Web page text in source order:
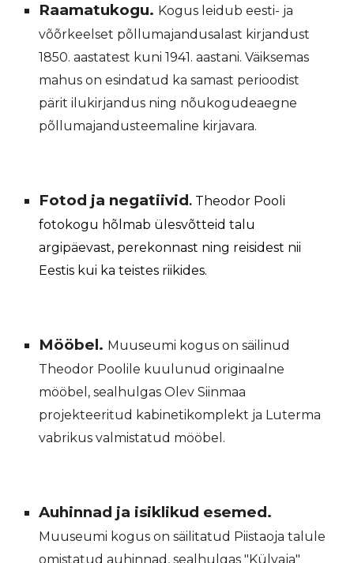
Raamatukogu. Kogus leidub eesti- ja
võõrkeelset põllumajandusalast kirjandust
1850. aastatest kuni 1941. aastani. Väiksemas
mahus on esindatud ka samast perioodist
pärit ilukirjandus ning nõukogudeaegne
põllumajandusteemaline kirjavara.
Fotod ja negatiivid. Theodor Pooli
fotokogu hõlmab ülesvõtteid talu
argipäevast, perekonnast ning reisidest nii
Eestis kui ka teistes riikides.
Mööbel. Muuseumi kogus on säilinud
Theodor Poolile kuulunud originaalne
mööbel, sealhulgas Olev Siinmaa
projekteeritud kabinetikomplekt ja Luterma
vabrikus valmistatud mööbel.
Auhinnad ja isiklikud esemed.
Muuseumi kogus on säilitatud Piistaoja talule
omistatud auhinnad, sealhulgas "Külvaja"